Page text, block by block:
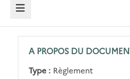
MENU
A PROPOS DU
Type : Règlement